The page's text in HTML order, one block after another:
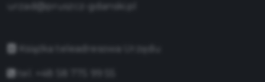
urzad@pruszcz-gdanski.pl
Książka teleadresowa Urzędu